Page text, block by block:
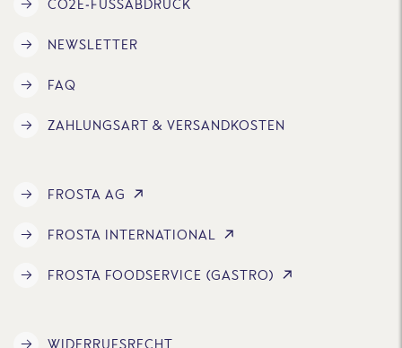
CO2E-FUSSABDRUCK
NEWSLETTER
FAQ
ZAHLUNGSART & VERSANDKOSTEN
FROSTA AG
FROSTA INTERNATIONAL
FROSTA FOODSERVICE (GASTRO)
WIDERRUFSRECHT